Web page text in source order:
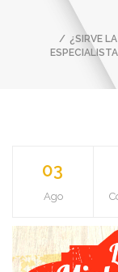
¿SIRVE
03
Ago